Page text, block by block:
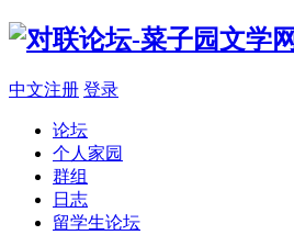
中文注册 登录
论坛
个人家园
群组
日志
留学生论坛